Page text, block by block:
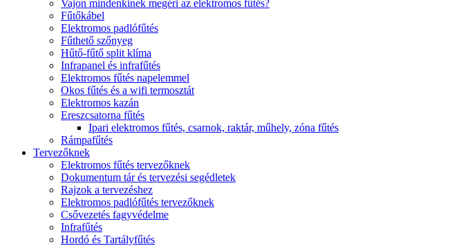
Vajon mindenkinek megéri az elektromos fűtés?
Fűtőkábel
Elektromos padlófűtés
Fűthető szőnyeg
Hűtő-fűtő split klíma
Infrapanel és infrafűtés
Elektromos fűtés napelemmel
Okos fűtés és a wifi termosztát
Elektromos kazán
Ereszcsatorna fűtés
Ipari elektromos fűtés, csarnok, raktár, műhely, zóna fűtés
Rámpafűtés
Tervezőknek
Elektromos fűtés tervezőknek
Dokumentum tár és tervezési segédletek
Rajzok a tervezéshez
Elektromos padlófűtés tervezőknek
Csővezetés fagyvédelme
Infrafűtés
Hordó és Tartályfűtés